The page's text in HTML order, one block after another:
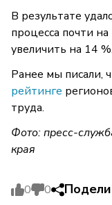
В результате
процесса почти
увеличить на 14 %.
Ранее мы писали,
рейтинге
труда.
Фото: пресс-
края
0 0